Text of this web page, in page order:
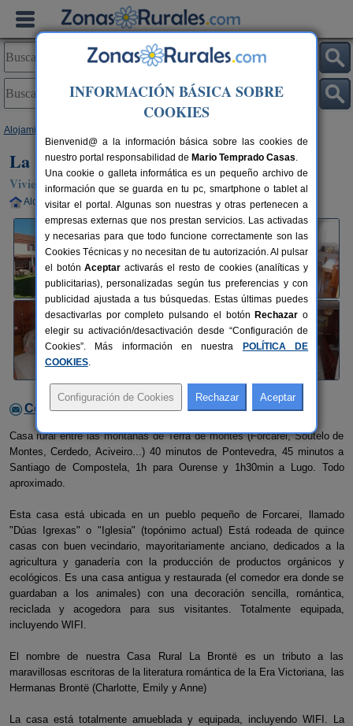
Alojamientos
La Bronté
Vivienda turística en Duas Iglesias / Forcarei (Pontevedra)
Alquiler completo 5 plazas 43 km de Pontevedra
Contactar con el alojamiento
Casa rural entre las montañas de Terra de montes (Forcarei, Soutelo de
Montes, Cerdedo, Aciveiro...) 40 minutos de Pontevedra, 45 minutos a
Santiago de Compostela, 1h para Ourense y 1h30min a Lugo. Todo
aproximado.
Esta casa está ubicada en un pueblo pequeño de Forcarei, llamado
"Dúas Igrexas" o "Iglesia" (topónimo actual) Está rodeada de quince
casas con buen vecindario, mayoritariamente anciano, dedicados a la
agricultura y ganadería con la producción de productos orgánicos y
ecológicos. Es una casa antigua y restaurada (el comedor era donde se
guardaban a los animales) con una decoración sencilla, romántica,
reciclada y acogedora para sus visitantes. Totalmente equipada,
incluyendo WIFI.
El nombre de nuestra Casa Rural La Brontë es un tributo a las
maravillosas escritoras de la literatura romántica de la Era Victoriana, las
Hermanas Brontë (Charlotte, Emily y Anne)
La casa está totalmente amueblada y equipada, incluyendo WIFI. La
INFORMACIÓN BÁSICA SOBRE
COOKIES
Bienvenid@ a la información básica sobre las cookies de
nuestro portal responsabilidad de Mario Temprado Casas.
Una cookie o galleta informática es un pequeño archivo de
información que se guarda en tu pc, smartphone o tablet al
visitar el portal. Algunas son nuestras y otras pertenecen a
empresas externas que nos prestan servicios. Las activadas
y necesarias para que todo funcione correctamente son las
Cookies Técnicas y no necesitan de tu autorización. Al pulsar
el botónAceptar activarás el resto de cookies (analíticas y
publicitarias), personalizadas según tus preferencias y con
publicidad ajustada a tus búsquedas. Estas últimas puedes
desactivarlas por completo pulsando el botón Rechazar o
elegir su activación/desactivación desde “Configuración de
Cookies”. Más información en nuestra
POLÍTICA DE
COOKIES.